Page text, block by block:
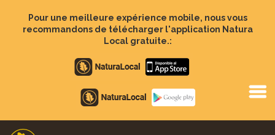
contenu
Pour une meilleure expérience mobile, nous vous
recommandons de télécharger l'application Natura
Local gratuite.:
Apple
store
Google
Play